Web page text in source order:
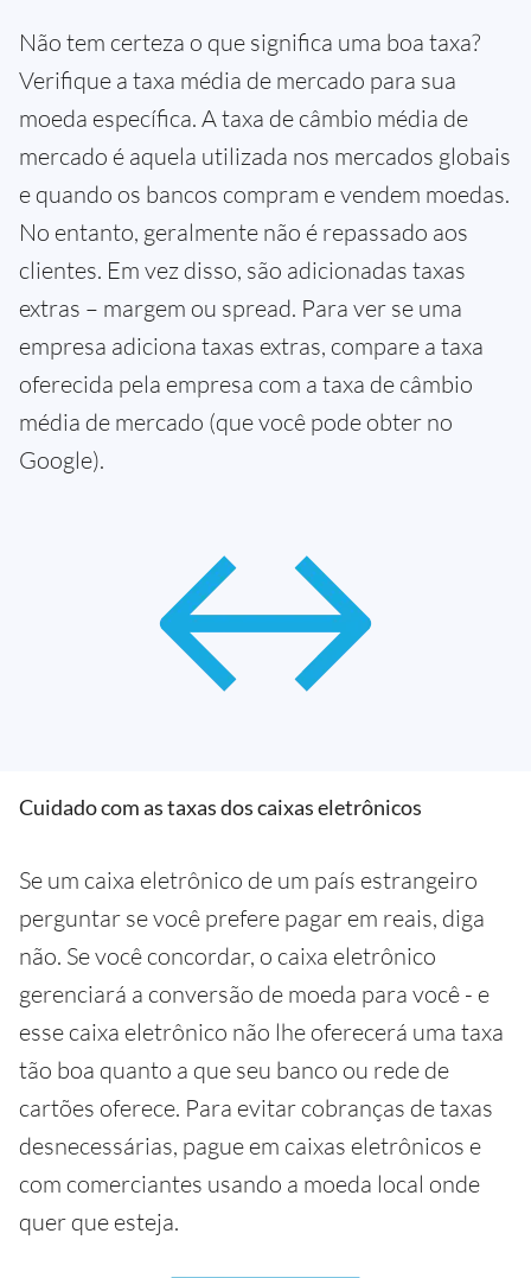
Não tem certeza o que significa uma boa taxa?
Verifique a taxa média de mercado para sua
moeda específica. A taxa de câmbio média de
mercado é aquela utilizada nos mercados globais
e quando os bancos compram e vendem moedas.
No entanto, geralmente não é repassado aos
clientes. Em vez disso, são adicionadas taxas
extras – margem ou spread. Para ver se uma
empresa adiciona taxas extras, compare a taxa
oferecida pela empresa com a taxa de câmbio
média de mercado (que você pode obter no
Google).
Cuidado com as taxas dos caixas eletrônicos
Se um caixa eletrônico de um país estrangeiro
perguntar se você prefere pagar em reais, diga
não. Se você concordar, o caixa eletrônico
gerenciará a conversão de moeda para você - e
esse caixa eletrônico não lhe oferecerá uma taxa
tão boa quanto a que seu banco ou rede de
cartões oferece. Para evitar cobranças de taxas
desnecessárias, pague em caixas eletrônicos e
com comerciantes usando a moeda local onde
quer que esteja.